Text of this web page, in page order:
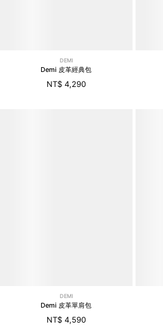
DEMI
Demi 皮革經典包
NT$ 4,290
DEMI
Demi 皮革單肩包
NT$ 4,590